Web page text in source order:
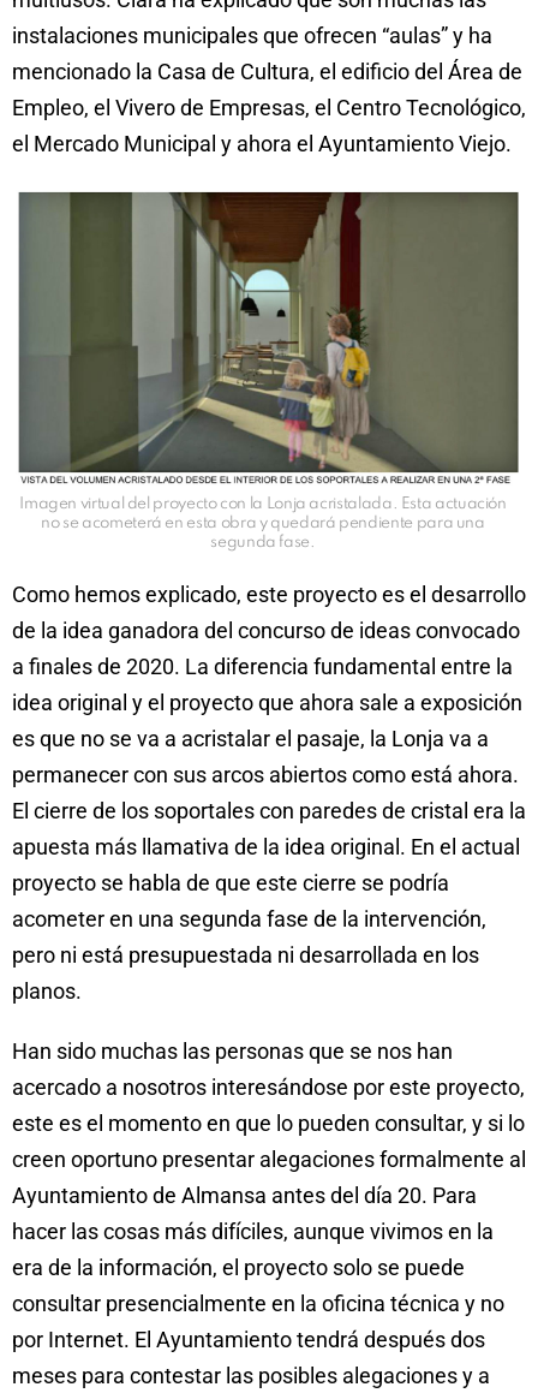
instalaciones municipales que ofrecen “aulas” y ha
mencionado la Casa de Cultura, el edificio del Área de
Empleo, el Vivero de Empresas, el Centro Tecnológico,
el Mercado Municipal y ahora el Ayuntamiento Viejo.
Imagen virtual del proyecto con la Lonja acristalada. Esta actuación
no se acometerá en esta obra y quedará pendiente para una
segunda fase.
Como hemos explicado, este proyecto es el desarrollo
de la idea ganadora del concurso de ideas convocado
a finales de 2020. La diferencia fundamental entre la
idea original y el proyecto que ahora sale a exposición
es que no se va a acristalar el pasaje, la Lonja va a
permanecer con sus arcos abiertos como está ahora.
El cierre de los soportales con paredes de cristal era la
apuesta más llamativa de la idea original. En el actual
proyecto se habla de que este cierre se podría
acometer en una segunda fase de la intervención,
pero ni está presupuestada ni desarrollada en los
planos.
Han sido muchas las personas que se nos han
acercado a nosotros interesándose por este proyecto,
este es el momento en que lo pueden consultar, y si lo
creen oportuno presentar alegaciones formalmente al
Ayuntamiento de Almansa antes del día 20. Para
hacer las cosas más difíciles, aunque vivimos en la
era de la información, el proyecto solo se puede
consultar presencialmente en la oficina técnica y no
por Internet. El Ayuntamiento tendrá después dos
meses para contestar las posibles alegaciones y a